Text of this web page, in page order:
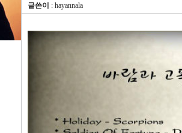
글쓴이 : hayannala